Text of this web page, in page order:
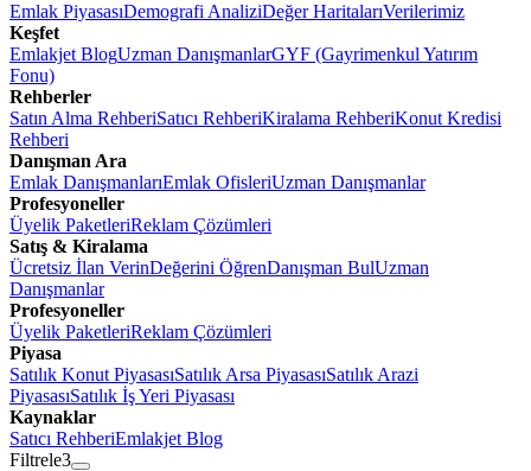
Emlak PiyasasıDemografi AnaliziDeğer HaritalarıVerilerimiz
Keşfet
Emlakjet BlogUzman DanışmanlarGYF (Gayrimenkul Yatırım
Fonu)
Rehberler
Satın Alma RehberiSatıcı RehberiKiralama RehberiKonut Kredisi
Rehberi
Danışman Ara
Emlak DanışmanlarıEmlak OfisleriUzman Danışmanlar
Profesyoneller
Üyelik PaketleriReklam Çözümleri
Satış & Kiralama
Ücretsiz İlan VerinDeğerini ÖğrenDanışman BulUzman
Danışmanlar
Profesyoneller
Üyelik PaketleriReklam Çözümleri
Piyasa
Satılık Konut PiyasasıSatılık Arsa PiyasasıSatılık Arazi
PiyasasıSatılık İş Yeri Piyasası
Kaynaklar
Satıcı RehberiEmlakjet Blog
Filtrele3